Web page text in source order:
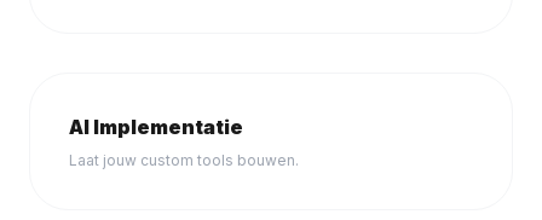
AI Implementatie
Laat jouw custom tools bouwen.